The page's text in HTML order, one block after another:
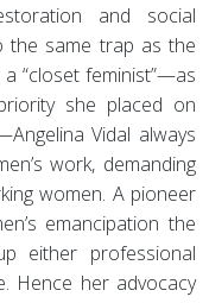
and social
the same trap as the
“closet feminist”—as
she placed on
Vidal always
work, demanding
women. A pioneer
emancipation the
either professional
Hence her advocacy